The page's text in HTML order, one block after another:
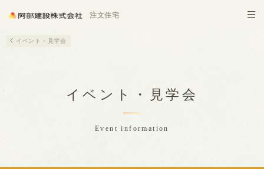
注文住宅
イベント・見学会
イベント・見学会
Event information